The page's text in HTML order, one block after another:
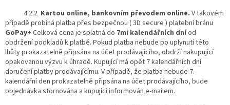
4.2.2 Kartou online, bankovním převodem online. V takovém
případě probíhá platba přes bezpečnou ( 3D secure ) platební bránu
GoPay+ Celková cena je splatná do 7mi kalendářních dníod
obdržení podkladů k platbě. Pokud platba nebude po uplynutí této
lhůty prokazatelně připsána na účet prodávajícího, obdrží nakupující
opakovanou výzvu k úhradě. Kupující má opět 7 kalendářních dní
doručení platby prodávajícímu. V případě, že platba nebude 7.
kalendářní den prokazatelně připsána na účet prodávajícího, bude
objednávka stornována a kupující informován e-mailem.